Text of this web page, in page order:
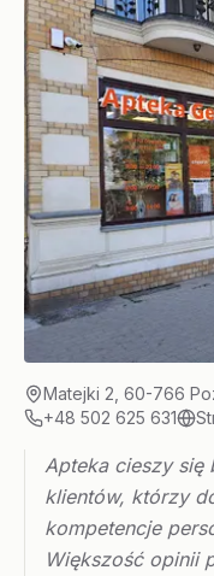
Matejki 2, 60-766
+48 502 625 631
Apteka cieszy się
klientów, którzy
kompetencje
Większość opinii